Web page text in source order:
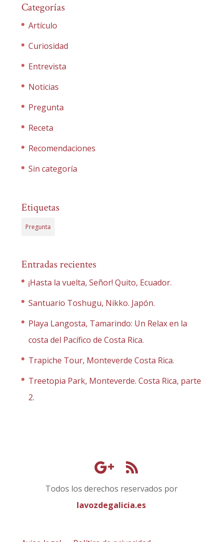
Categorías
Artículo
Curiosidad
Entrevista
Noticias
Pregunta
Receta
Recomendaciones
Sin categoría
Etiquetas
Pregunta
Entradas recientes
¡Hasta la vuelta, Señor! Quito, Ecuador.
Santuario Toshugu, Nikko. Japón.
Playa Langosta, Tamarindo: Un Relax en la
costa del Pacífico de Costa Rica.
Trapiche Tour, Monteverde Costa Rica.
Treetopia Park, Monteverde. Costa Rica, parte
2.
Todos los derechos reservados por
lavozdegalicia.es